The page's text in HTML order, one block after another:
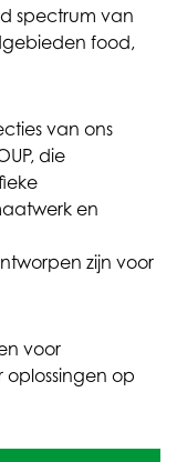
spectrum van
food,
van ons
die
en
zijn voor
voor
oplossingen op